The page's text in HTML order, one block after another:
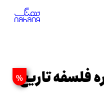
%فلسفه تاریخ